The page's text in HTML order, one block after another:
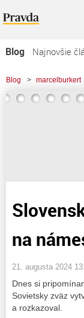
Blog
Najnovšie
Najčítanejšie články
Blog > marcelburkert
> Slovensko už
na
21. augusta 2024
Dnes si
Sovietsky zväz
a rozkazoval.